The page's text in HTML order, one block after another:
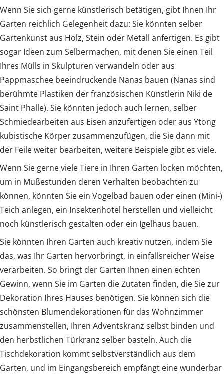
Wenn Sie sich gerne künstlerisch betätigen, gibt Ihnen Ihr
Garten reichlich Gelegenheit dazu: Sie könnten selber
Gartenkunst aus Holz, Stein oder Metall anfertigen. Es gibt
sogar Ideen zum Selbermachen, mit denen Sie einen Teil
Ihres Mülls in Skulpturen verwandeln oder aus
Pappmaschee beeindruckende Nanas bauen (Nanas sind
berühmte Plastiken der französischen Künstlerin Niki de
Saint Phalle). Sie könnten jedoch auch lernen, selber
Schmiedearbeiten aus Eisen anzufertigen oder aus Ytong
kubistische Körper zusammenzufügen, die Sie dann mit
der Feile weiter bearbeiten, weitere Beispiele gibt es viele.
Wenn Sie gerne viele Tiere in Ihren Garten locken möchten,
um in Mußestunden deren Verhalten beobachten zu
können, könnten Sie ein Vogelbad bauen oder einen (Mini-)
Teich anlegen, ein Insektenhotel herstellen und vielleicht
noch künstlerisch gestalten oder ein Igelhaus bauen.
Sie könnten Ihren Garten auch kreativ nutzen, indem Sie
das, was Ihr Garten hervorbringt, in einfallsreicher Weise
verarbeiten. So bringt der Garten Ihnen einen echten
Gewinn, wenn Sie im Garten die Zutaten finden, die Sie zur
Dekoration Ihres Hauses benötigen. Sie können sich die
schönsten Blumendekorationen für das Wohnzimmer
zusammenstellen, Ihren Adventskranz selbst binden und
den herbstlichen Türkranz selber basteln. Auch die
Tischdekoration kommt selbstverständlich aus dem
Garten, und im Eingangsbereich empfängt eine wunderbar